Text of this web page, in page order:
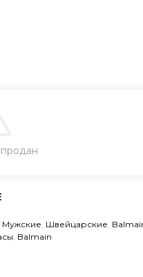
КЛИК
Мужские Швейцарские
Balmain